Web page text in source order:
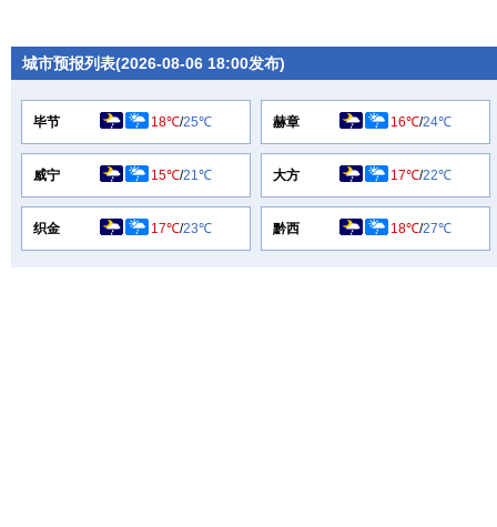
城市预报列表(2026-08-06 18:00发布)
毕节 18℃/25℃ 赫章 16℃/24℃
威宁 15℃/21℃ 大方 17℃/22℃
织金 17℃/23℃ 黔西 18℃/27℃